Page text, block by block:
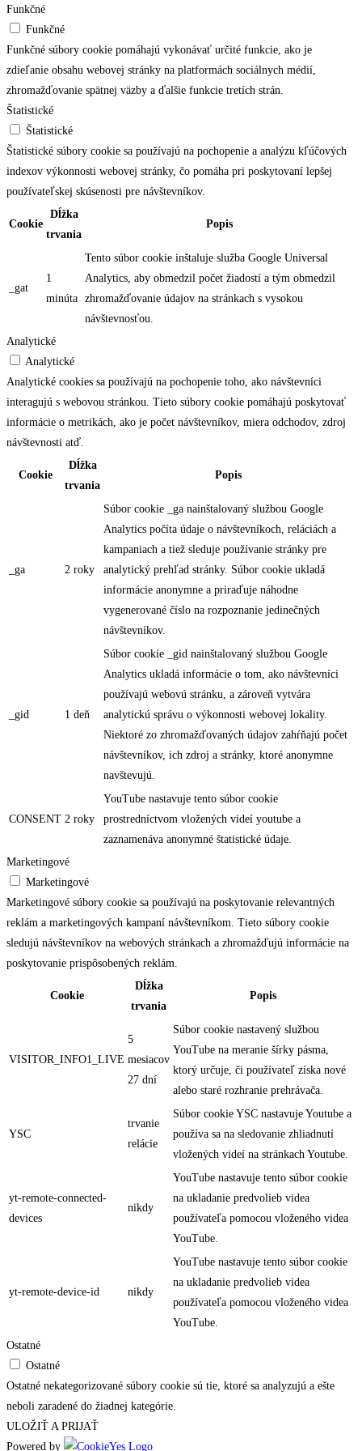
Funkčné
Funkčné
Funkčné súbory cookie pomáhajú vykonávať určité funkcie, ako je
zdieľanie obsahu webovej stránky na platformách sociálnych médií,
zhromažďovanie spätnej väzby a ďalšie funkcie tretích strán.
Štatistické
Štatistické
Štatistické súbory cookie sa používajú na pochopenie a analýzu kľúčových
indexov výkonnosti webovej stránky, čo pomáha pri poskytovaní lepšej
používateľskej skúsenosti pre návštevníkov.
Cookie
Dĺžka
trvania
Popis
_gat
1
minúta
Tento súbor cookie inštaluje služba Google Universal
Analytics, aby obmedzil počet žiadostí a tým obmedzil
zhromažďovanie údajov na stránkach s vysokou
návštevnosťou.
Analytické
Analytické
Analytické cookies sa používajú na pochopenie toho, ako návštevníci
interagujú s webovou stránkou. Tieto súbory cookie pomáhajú poskytovať
informácie o metrikách, ako je počet návštevníkov, miera odchodov, zdroj
návštevnosti atď.
Cookie
Dĺžka
trvania
Popis
_ga 2 roky
Súbor cookie _ga nainštalovaný službou Google
Analytics počíta údaje o návštevníkoch, reláciách a
kampaniach a tiež sleduje používanie stránky pre
analytický prehľad stránky. Súbor cookie ukladá
informácie anonymne a priraďuje náhodne
vygenerované číslo na rozpoznanie jedinečných
návštevníkov.
_gid 1 deň
Súbor cookie _gid nainštalovaný službou Google
Analytics ukladá informácie o tom, ako návštevníci
používajú webovú stránku, a zároveň vytvára
analytickú správu o výkonnosti webovej lokality.
Niektoré zo zhromažďovaných údajov zahŕňajú počet
návštevníkov, ich zdroj a stránky, ktoré anonymne
navštevujú.
CONSENT 2 roky
YouTube nastavuje tento súbor cookie
prostredníctvom vložených videí youtube a
zaznamenáva anonymné štatistické údaje.
Marketingové
Marketingové
Marketingové súbory cookie sa používajú na poskytovanie relevantných
reklám a marketingových kampaní návštevníkom. Tieto súbory cookie
sledujú návštevníkov na webových stránkach a zhromažďujú informácie na
poskytovanie prispôsobených reklám.
Cookie
Dĺžka
trvania
Popis
VISITOR_INFO1_LIVE
5
mesiacov
27 dní
Súbor cookie nastavený službou
YouTube na meranie šírky pásma,
ktorý určuje, či používateľ získa nové
alebo staré rozhranie prehrávača.
YSC
trvanie
relácie
Súbor cookie YSC nastavuje Youtube a
používa sa na sledovanie zhliadnutí
vložených videí na stránkach Youtube.
yt-remote-connected-
devices
nikdy
YouTube nastavuje tento súbor cookie
na ukladanie predvolieb videa
používateľa pomocou vloženého videa
YouTube.
yt-remote-device-id nikdy
YouTube nastavuje tento súbor cookie
na ukladanie predvolieb videa
používateľa pomocou vloženého videa
YouTube.
Ostatné
Ostatné
Ostatné nekategorizované súbory cookie sú tie, ktoré sa analyzujú a ešte
neboli zaradené do žiadnej kategórie.
ULOŽIŤ A PRIJAŤ
Powered by